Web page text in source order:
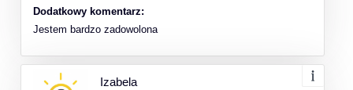
Dodatkowy komentarz:
Jestem bardzo zadowolona
Izabela